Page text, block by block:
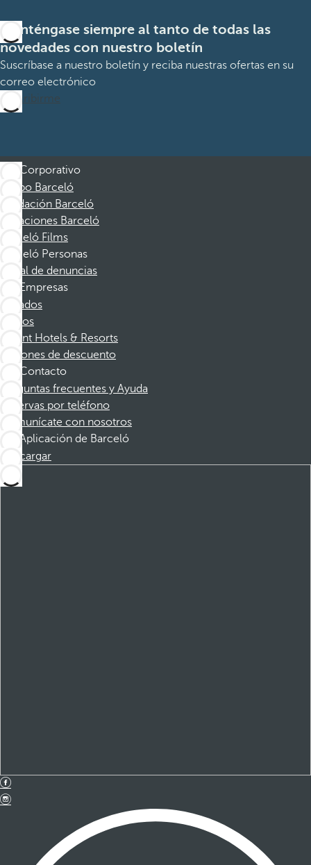
Manténgase siempre al tanto de todas las
novedades con nuestro boletín
Suscríbase a nuestro boletín y reciba nuestras ofertas en su
correo electrónico
Suscribirme
Corporativo
Grupo Barceló
Fundación Barceló
Vacaciones Barceló
Barceló Films
Barceló Personas
Canal de denuncias
Empresas
Afiliados
Socios
Dorint Hotels & Resorts
Cupones de descuento
Contacto
Preguntas frecuentes y Ayuda
Reservas por teléfono
Comunícate con nosotros
Aplicación de Barceló
Descargar